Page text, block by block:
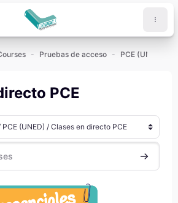
Pruebas de acceso PCE (UNED)
PCE
Search